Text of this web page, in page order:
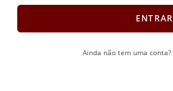
ENTRAR
Ainda não tem uma conta?